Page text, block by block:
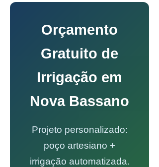
Orçamento
Gratuito de
Irrigação em
Nova Bassano
Projeto personalizado:
poço artesiano +
irrigação automatizada.